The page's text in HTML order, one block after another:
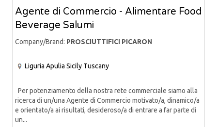
Agente di Commercio - Alimentare Food
Beverage Salumi
Company/Brand: PROSCIUTTIFICI PICARON
Liguria Apulia Sicily Tuscany
Per potenziamento della nostra rete commerciale siamo alla
ricerca di un/una Agente di Commercio motivato/a, dinamico/a
e orientato/a ai risultati, desideroso/a di entrare a far parte di
un...